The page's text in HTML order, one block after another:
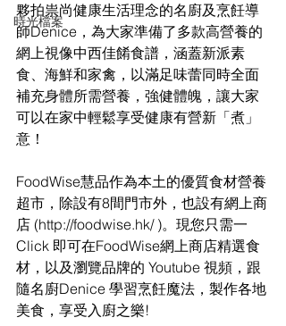
時光檔案
夥拍祟尚健康生活理念的名廚及烹飪導
師Denice，為大家準備了多款高營養的
網上視像中西佳餚食譜，涵蓋新派素
食、海鮮和家禽，以滿足味蕾同時全面
補充身體所需營養，強健體魄，讓大家
可以在家中輕鬆享受健康有營新「煮」
意！
FoodWise慧品作為本土的優質食材營養
超市，除設有8間門市外，也設有網上商
店 (http://foodwise.hk/ )。現您只需一
Click 即可在FoodWise網上商店精選食
材，以及瀏覽品牌的 Youtube 視頻，跟
隨名廚Denice 學習烹飪魔法，製作各地
美食，享受入廚之樂!